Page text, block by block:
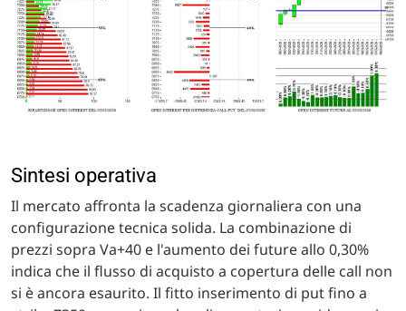
Sintesi operativa
Il mercato affronta la scadenza giornaliera con una
configurazione tecnica solida. La combinazione di
prezzi sopra Va+40 e l'aumento dei future allo 0,30%
indica che il flusso di acquisto a copertura delle call non
si è ancora esaurito. Il fitto inserimento di put fino a